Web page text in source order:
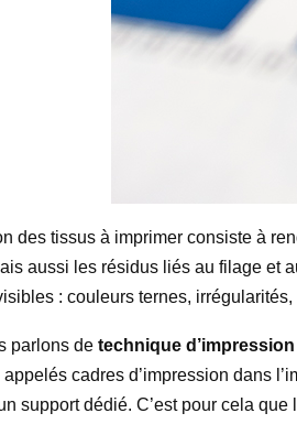
des tissus à imprimer consiste à
aussi les résidus liés au filage et
: couleurs ternes,
parlons de technique
cadres d’impression dans
support dédié. C’est pour cela